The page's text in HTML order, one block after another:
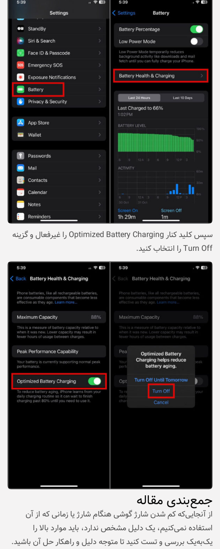
سپس کلید کنار Optimized Battery Charging را غیرفعال و گزینه
Turn Off را انتخاب کنید.
جمع‌بندی مقاله
از آنجایی‌که کم شدن شارژ گوشی هنگام شارژ یا زمانی که از آن
استفاده نمی‌کنیم، یک دلیل مشخص ندارد، باید موارد بالا را
یک‌به‌یک بررسی و تست کنید تا متوجه دلیل و راهکار حل آن باشید.